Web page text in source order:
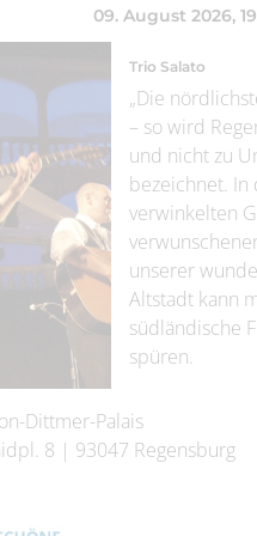
09. August 2026,
Trio Salato
„Die
– so wird
und nicht zu
bezeichnet. In
verwinkelten
unserer
Altstadt kann
südländische
spüren.
Dittmer-Palais
8 | 93047 Regensburg